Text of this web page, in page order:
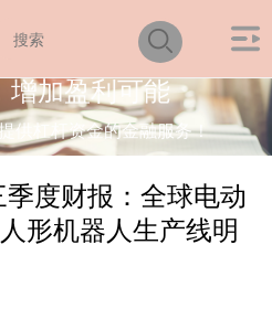
增加盈利可能
供杠杆资金的金融服务！
度财报：全球电动
形机器人生产线明